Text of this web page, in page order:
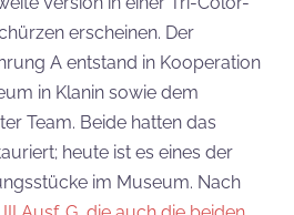
erscheinen. Der
A entstand in Kooperation
in Klanin sowie dem
Team. Beide hatten das
heute ist es eines der
im Museum. Nach